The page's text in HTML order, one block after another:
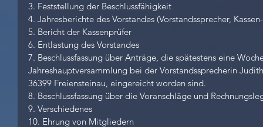
3. Feststellung der Beschlussfähigkeit
4. Jahresberichte des Vorstandes (Vorstandssprecher,
5. Bericht der Kassenprüfer
6. Entlastung des Vorstandes
7. Beschlussfassung über Anträge, die spätestens eine
Jahreshauptversammlung bei der Vorstandssprecherin
36399 Freiensteinau, eingereicht worden sind.
8. Beschlussfassung über die Voranschläge und
9. Verschiedenes
10. Ehrung von Mitgliedern